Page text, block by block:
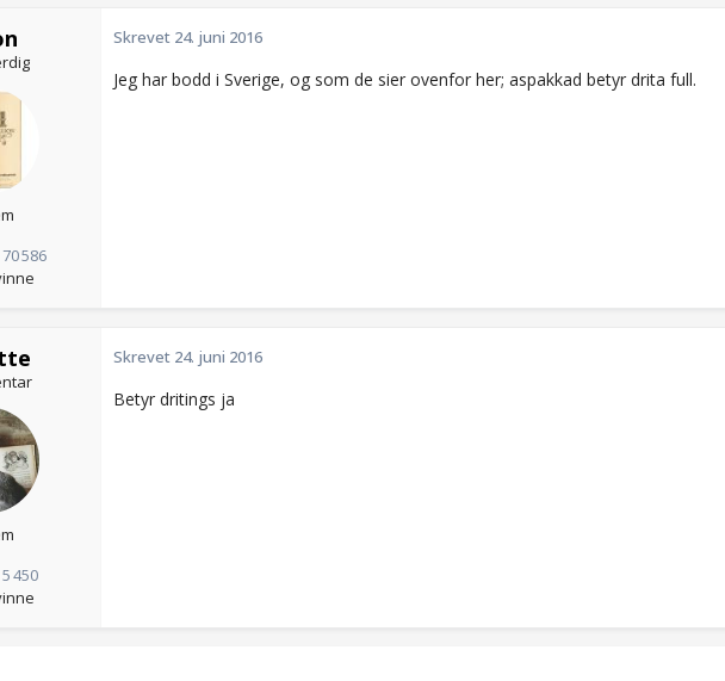
586
Skrevet 24. juni 2016
Jeg har bodd i Sverige, og som de sier ovenfor her; aspakkad betyr drita full.
450
Skrevet 24. juni 2016
Betyr dritings ja